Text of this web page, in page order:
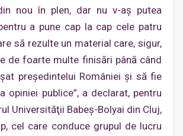
nou în plen, dar nu v-aş putea
a pune cap la cap cele patru
să rezulte un material care, sigur,
de foarte multe finisări până când
preşedintelui României şi să fie
opiniei publice”, a declarat, pentru
Universităţii Babeş-Bolyai din Cluj,
cel care conduce grupul de lucru